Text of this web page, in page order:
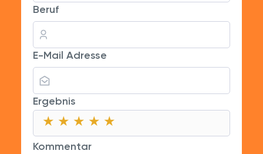
Beruf
E-Mail Adresse
Ergebnis
★
★ ★
★ ★ ★
★ ★ ★ ★
★ ★ ★ ★ ★
Kommentar